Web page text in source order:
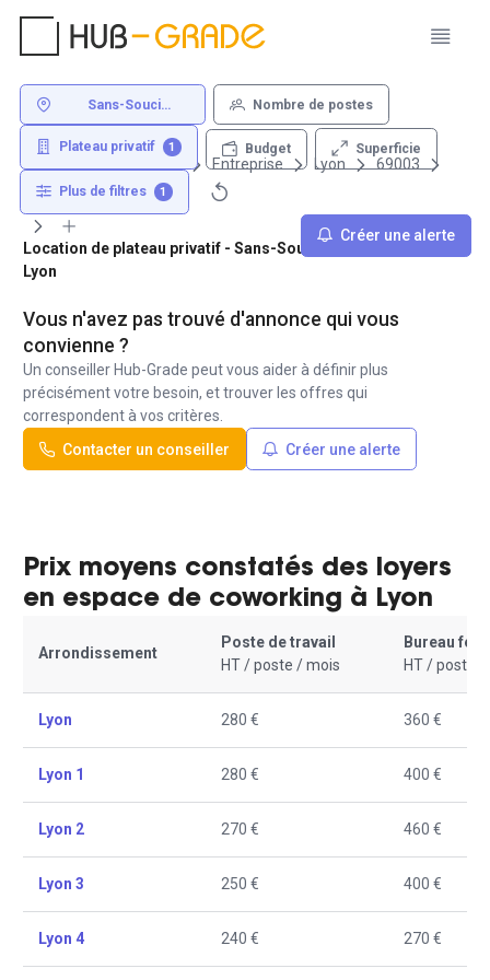
Sans-Souci
Nombre de postes
Plateau privatif 1 Budget Superficie
Plus de filtres 1
Créer une alerte
Entreprise Lyon
69003
Sans-Souci Dauphiné
Location de plateau privatif - Sans-Souci Dauphiné 69003
Lyon
Vous n'avez pas trouvé d'annonce qui vous
convienne ?
Un conseiller Hub-Grade peut vous aider à définir plus
précisément votre besoin, et trouver les offres qui
correspondent à vos critères.
Contacter un conseiller
Créer une alerte
Prix moyens constatés des loyers
en espace de coworking à Lyon
Arrondissement
Poste de travail
HT / poste / mois
Bureau
HT / poste /
Lyon 280 € 360 €
Lyon 1 280 € 400 €
Lyon 2 270 € 460 €
Lyon 3 250 € 400 €
Lyon 4 240 € 270 €